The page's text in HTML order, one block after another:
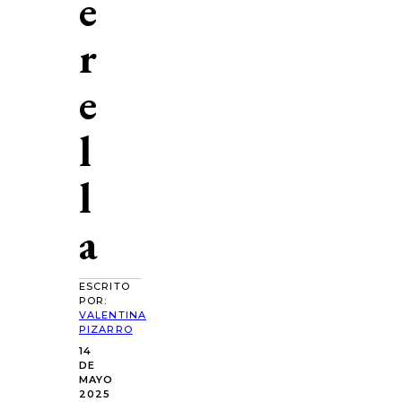
r
e
l
l
a
ESCRITO
POR:
VALENTINA
PIZARRO
14
DE
MAYO
2025